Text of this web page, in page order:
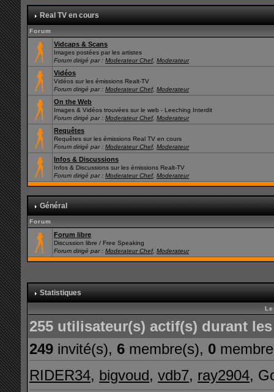
Real TV en cours
Forum
Vidcaps & Scans
Images postées par les artistes
Forum dirigé par :Moderateur Chef,Moderateur
Vidéos
Vidéos sur les émissions Realt-TV
Forum dirigé par :Moderateur Chef,Moderateur
On the Web
Images & Vidéos trouvées sur le web - Leeching Interdit
Forum dirigé par :Moderateur Chef,Moderateur
Requêtes
Requêtes sur les émissions Real TV en cours
Forum dirigé par :Moderateur Chef,Moderateur
Infos & Discussions
Infos & Discussions sur les émissions Realt-TV
Forum dirigé par :Moderateur Chef,Moderateur
Général
Forum
Forum libre
Discussion libre / Free Speaking
Forum dirigé par :Moderateur Chef,Moderateur
Statistiques
255 utilisateur(s) actif(s) durant
249 invité(s), 6 membre(s), 0
RIDER34, bigvoud,vdb7, ray2904,